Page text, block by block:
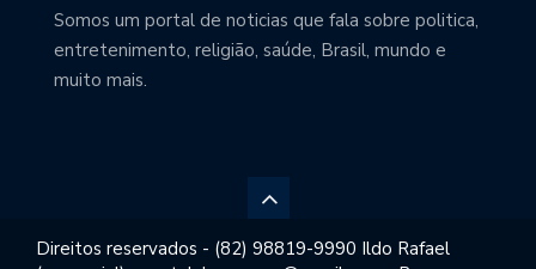
Somos um portal de noticias que fala sobre politica,
entretenimento, religião, saúde, Brasil, mundo e
muito mais.
Direitos reservados - (82) 98819-9990 Ildo Rafael